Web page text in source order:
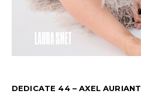
DEDICATE 44 – AXEL AURIANT